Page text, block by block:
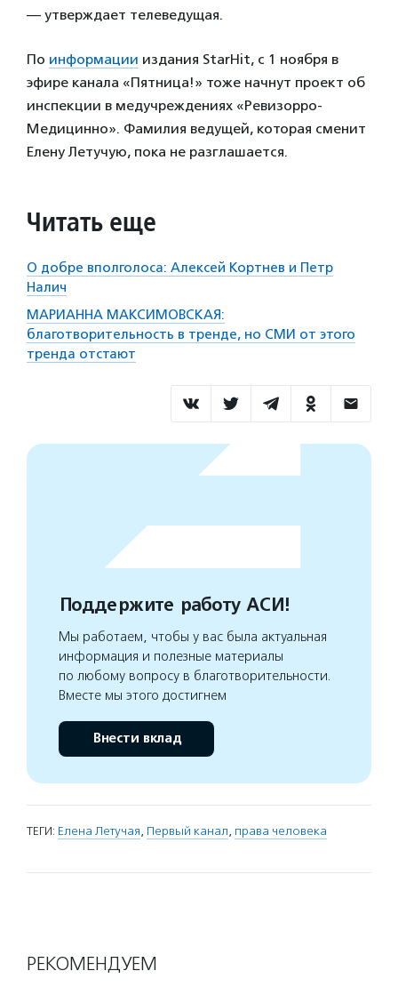
— утверждает телеведущая.
По информации издания StarHit, с 1 ноября в
эфире канала «Пятница!» тоже начнут проект об
инспекции в медучреждениях «Ревизорро-
Медицинно». Фамилия ведущей, которая сменит
Елену Летучую, пока не разглашается.
Читать еще
О добре вполголоса: Алексей Кортнев и Петр
Налич
МАРИАННА МАКСИМОВСКАЯ:
благотворительность в тренде, но СМИ от этого
тренда отстают
Поддержите работу АСИ!
Мы работаем, чтобы у вас была актуальная
информация и полезные материалы
по любому вопросу в благотворительности.
Вместе мы этого достигнем
Внести вклад
ТЕГИ: Елена Летучая, Первый канал, права человека
РЕКОМЕНДУЕМ